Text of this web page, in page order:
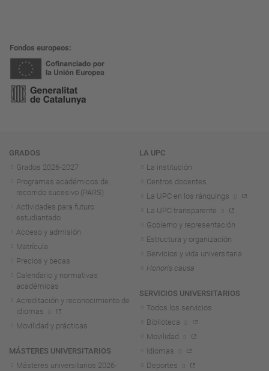
Fondos europeos
Navegación
GRADOS
Grados 2026-2027
Programas académicos de
recorrido sucesivo (PARS)
Actividades para futuro
estudiantado
Acceso y admisión
Matrícula
Precios y becas
Calendario y normativas
académicas
Acreditación y reconocimiento de
idiomas
Movilidad y prácticas
MÁSTERES UNIVERSITARIOS
Másteres universitarios 2026-
LA UPC
La institución
Centros docentes
La UPC en los ránquings
La UPC transparente
Gobierno y representación
Estructura y organización
Servicios y vida universitaria
Honoris causa
SERVICIOS UNIVERSITARIOS
Todos los servicios
Biblioteca
Movilidad
Idiomas
Deportes